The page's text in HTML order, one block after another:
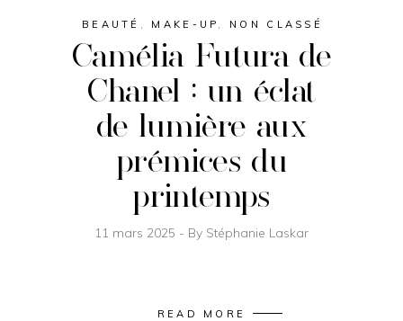
BEAUTÉ , MAKE-UP , NON CLASSÉ
Camélia Futura de
Chanel : un éclat
de lumière aux
prémices du
printemps
11 mars 2025 By Stéphanie Laskar
READ MORE